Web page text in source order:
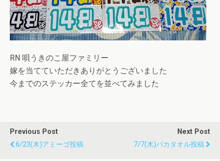
RN 唄うきのこ屋ファミリー
嫁を当てていただきありがとうございました
今までのステッカー全てを並べてみました
Previous Post
6/23(木)アミーゴ投稿
Next Post
7/7(木)バカタオル投稿